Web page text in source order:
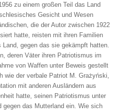
zu einem großen Teil das Land
Gesicht und Wesen
die der Autor zwischen 1922
hatte, reisten mit ihren Familien
gegen das sie gekämpft hatten.
deren Väter ihren Patriotismus im
von Waffen unter Beweis gestellt
wie der verbale Patriot M. Grażyński,
mit anderen Ausländern aus
hatte, seinen Patriotismus unter
gegen das Mutterland ein. Wie sich